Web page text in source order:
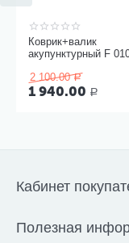
Коврик+валик
акупунктурный F
2 100.00 Р
1 940.00 Р
Кабинет
Полезная